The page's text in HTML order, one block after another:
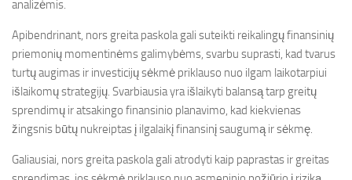
analizėmis.
Apibendrinant, nors greita paskola gali suteikti reikalingų finansinių
priemonių momentinėms galimybėms, svarbu suprasti, kad tvarus
turtų augimas ir investicijų sėkmė priklauso nuo ilgam laikotarpiui
išlaikomų strategijų. Svarbiausia yra išlaikyti balansą tarp greitų
sprendimų ir atsakingo finansinio planavimo, kad kiekvienas
žingsnis būtų nukreiptas į ilgalaikį finansinį saugumą ir sėkmę.
Galiausiai, nors greita paskola gali atrodyti kaip paprastas ir greitas